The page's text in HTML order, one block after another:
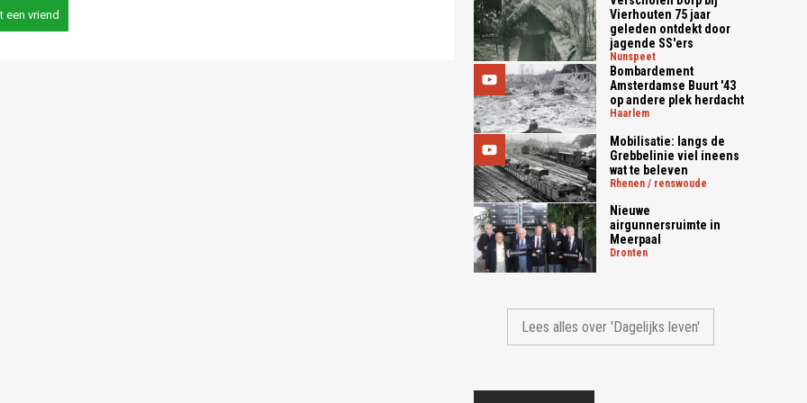
een vriend
Vierhouten 75 jaar
geleden ontdekt door
jagende SS'ers
nunspeet
Bombardement
Amsterdamse Buurt '43
op andere plek herdacht
haarlem
Mobilisatie: langs de
Grebbelinie viel ineens
wat te beleven
rhenen / renswoude
Nieuwe
airgunnersruimte in
Meerpaal
dronten
Lees alles over 'Dagelijks leven'